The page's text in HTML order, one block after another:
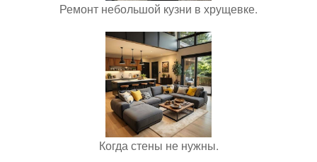
Ремонт небольшой кузни в хрущевке.
Когда стены не нужны.